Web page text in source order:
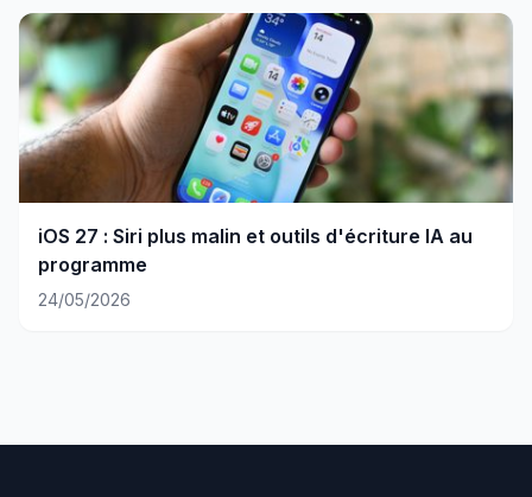
iOS 27 : Siri plus malin et outils d'écriture IA au
programme
24/05/2026